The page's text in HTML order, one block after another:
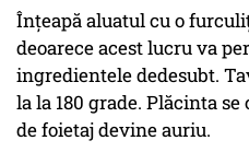
Înțeapă aluatul cu o
deoarece acest lucru va
ingredientele dedesubt.
la la 180 grade. Plăcinta
de foietaj devine auriu.